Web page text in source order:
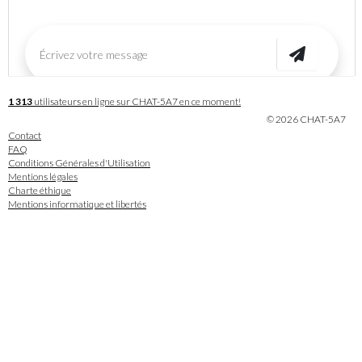
1 313 utilisateurs en ligne sur CHAT-5A7 en ce moment!
© 2026 CHAT-5A7
Contact
FAQ
Conditions Générales d'Utilisation
Mentions légales
Charte éthique
Mentions informatique et libertés